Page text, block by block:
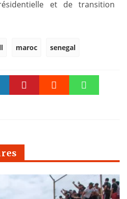
et de transition
maroc senegal